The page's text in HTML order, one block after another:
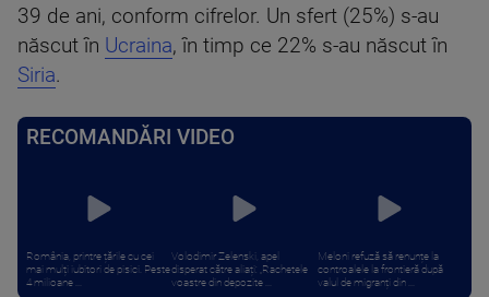
39 de ani, conform cifrelor. Un sfert (25%) s-au
născut în Ucraina, în timp ce 22% s-au născut în
Siria.
RECOMANDĂRI VIDEO
România, printre țările cu cei
mai mulți iubitori de pisici. Peste
4 milioane ...
Volodimir Zelenski, apel
disperat către aliați: „Rachetele
voastre din depozite ...
Meloni refuză să renunțe la
controalele la frontieră după
valul de migranți din ...